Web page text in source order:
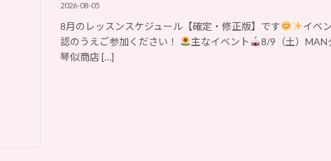
2026-08-05
8月のレッスンスケジュール【確定・修正版】です
イベ
認のうえご参加ください！
主なイベント 8/9（土）MAN
琴似商店 […]